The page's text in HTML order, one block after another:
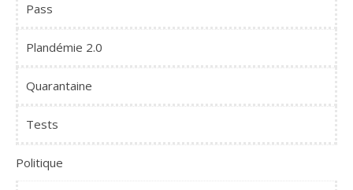
Pass
Plandémie 2.0
Quarantaine
Tests
Politique